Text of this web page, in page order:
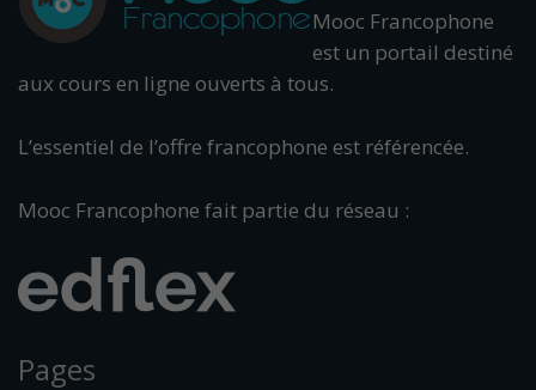
Mooc Francophone
est un portail destiné
aux cours en ligne ouverts à tous.
L’essentiel de l’offre francophone est référencée.
Mooc Francophone fait partie du réseau :
Pages